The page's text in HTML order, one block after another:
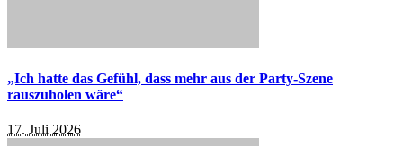
„Ich hatte das Gefühl, dass mehr aus der Party-Szene
rauszuholen wäre“
17. Juli 2026